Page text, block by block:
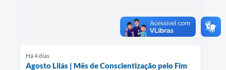
Há 4 dias
Agosto Lilás | Mês de Conscientização pelo Fim